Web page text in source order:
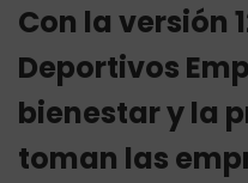
Con la versión
Deportivos
bienestar y la
toman las